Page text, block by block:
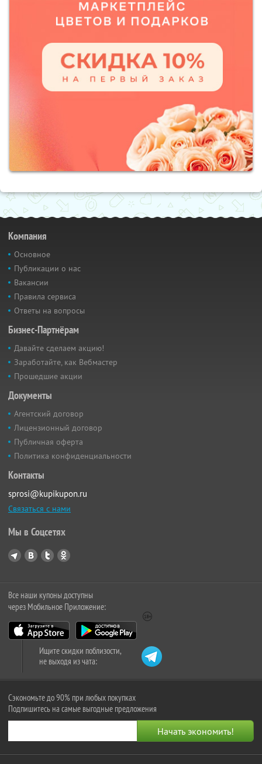
Компания
Основное
Публикации о нас
Вакансии
Правила сервиса
Ответы на вопросы
Бизнес-Партнёрам
Давайте сделаем акцию!
Заработайте, как Вебмастер
Прошедшие акции
Документы
Агентский договор
Лицензионный договор
Публичная оферта
Политика конфиденциальности
Контакты
sprosi@kupikupon.ru
Связаться с нами
Мы в Соцсетях
Все наши купоны доступны
через Мобильное Приложение:
Ищите скидки поблизости,
не выходя из чата:
Сэкономьте до 90% при любых покупках
Подпишитесь на самые выгодные предложения